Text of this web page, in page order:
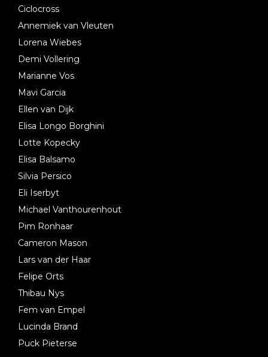
Ciclocross
Annemiek van Vleuten
Lorena Wiebes
Demi Vollering
Marianne Vos
Mavi Garcia
Ellen van Dijk
Elisa Longo Borghini
Lotte Kopecky
Elisa Balsamo
Silvia Persico
Eli Iserbyt
Michael Vanthourenhout
Pim Ronhaar
Cameron Mason
Lars van der Haar
Felipe Orts
Thibau Nys
Fem van Empel
Lucinda Brand
Puck Pieterse